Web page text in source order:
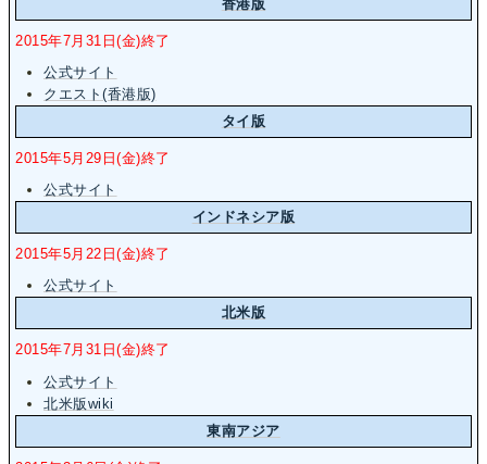
香港版
2015年7月31日(金)終了
公式サイト
クエスト(香港版)
タイ版
2015年5月29日(金)終了
公式サイト
インドネシア版
2015年5月22日(金)終了
公式サイト
北米版
2015年7月31日(金)終了
公式サイト
北米版wiki
東南アジア